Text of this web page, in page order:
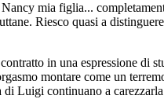
mia figlia...
Riesco quasi a
in una espressione di
montare come un
Luigi continuano a